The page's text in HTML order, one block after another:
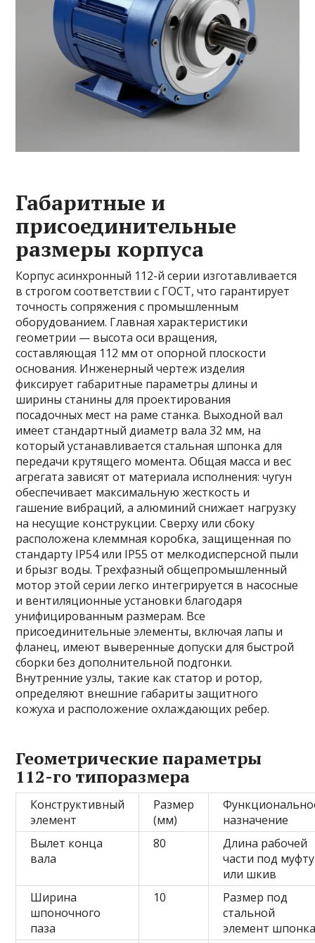
Габаритные и
присоединительные
размеры корпуса
Корпус асинхронный 112-й серии изготавливается
в строгом соответствии с ГОСТ, что гарантирует
точность сопряжения с промышленным
оборудованием. Главная характеристики
геометрии — высота оси вращения,
составляющая 112 мм от опорной плоскости
основания. Инженерный чертеж изделия
фиксирует габаритные параметры длины и
ширины станины для проектирования
посадочных мест на раме станка. Выходной вал
имеет стандартный диаметр вала 32 мм, на
который устанавливается стальная шпонка для
передачи крутящего момента. Общая масса и вес
агрегата зависят от материала исполнения: чугун
обеспечивает максимальную жесткость и
гашение вибраций, а алюминий снижает нагрузку
на несущие конструкции. Сверху или сбоку
расположена клеммная коробка, защищенная по
стандарту IP54 или IP55 от мелкодисперсной пыли
и брызг воды. Трехфазный общепромышленный
мотор этой серии легко интегрируется в насосные
и вентиляционные установки благодаря
унифицированным размерам. Все
присоединительные элементы, включая лапы и
фланец, имеют выверенные допуски для быстрой
сборки без дополнительной подгонки.
Внутренние узлы, такие как статор и ротор,
определяют внешние габариты защитного
кожуха и расположение охлаждающих ребер.
Геометрические параметры
112-го типоразмера
Конструктивный
элемент
Размер
(мм)
назначение
Вылет конца
вала
80
Длина рабочей
части под муфту
или шкив
Ширина
шпоночного
паза
10
Размер под
стальной
элемент